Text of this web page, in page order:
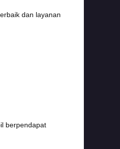
dan layanan
berpendapat